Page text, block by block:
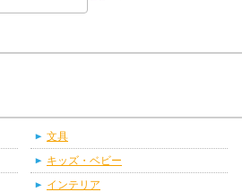
文具
キッズ・ベビー
インテリア